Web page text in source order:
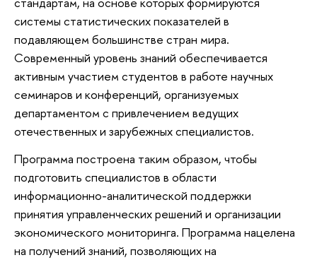
системы статистических показателей в
подавляющем большинстве стран мира.
Современный уровень знаний обеспечивается
активным участием студентов в работе научных
семинаров и конференций, организуемых
департаментом с привлечением ведущих
отечественных и зарубежных специалистов.
Программа построена таким образом, чтобы
подготовить специалистов в области
информационно-аналитической поддержки
принятия управленческих решений и организации
экономического мониторинга. Программа нацелена
на получений знаний, позволяющих на